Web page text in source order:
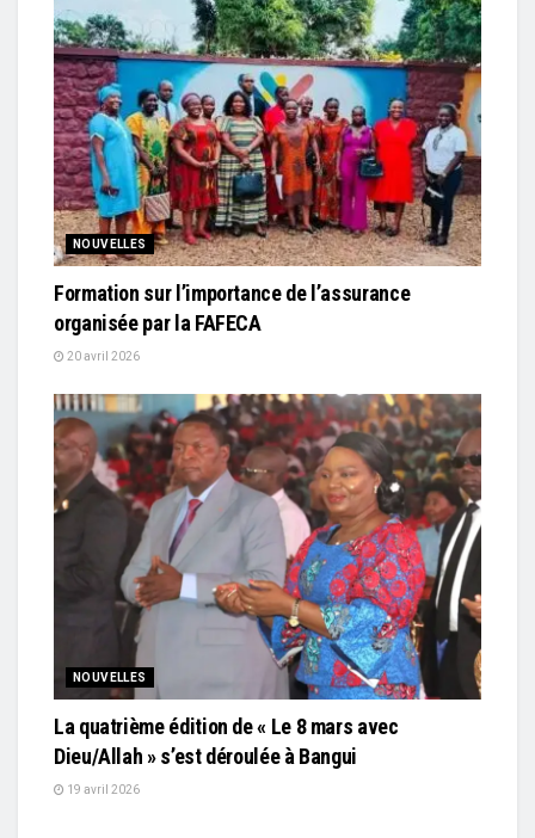
NOUVELLES
Formation sur l’importance de l’assurance
organisée par la FAFECA
20 avril 2026
NOUVELLES
La quatrième édition de « Le 8 mars avec
Dieu/Allah » s’est déroulée à Bangui
19 avril 2026